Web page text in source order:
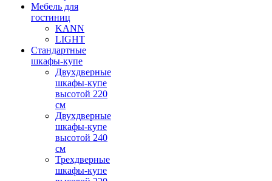
Мебель для
гостиниц
KANN
LIGHT
Стандартные
шкафы-купе
Двухдверные
шкафы-купе
высотой 220
см
Двухдверные
шкафы-купе
высотой 240
см
Трехдверные
шкафы-купе